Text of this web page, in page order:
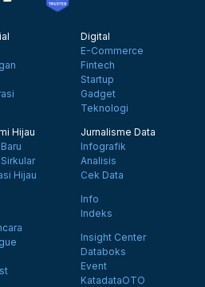
Digital
E-Commerce
Fintech
Startup
Gadget
Teknologi
Hijau
Hijau
Jurnalisme Data
Infografik
Analisis
Cek Data
Info
Indeks
Insight Center
Databoks
Event
KatadataOTO